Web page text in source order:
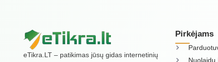
eTikra.LT – patikimas jūsų gidas internetinių
Pirkėjams
Nuolaidų